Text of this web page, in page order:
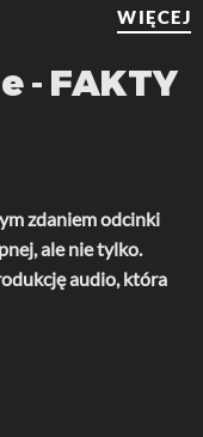
WIĘCEJ
- FAKTY
zdaniem odcinki
ale nie tylko.
audio, która